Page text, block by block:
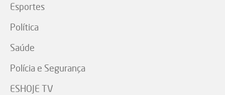
Esportes
Política
Saúde
Polícia e Segurança
ESHOJE TV